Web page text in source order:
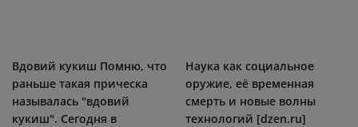
Вдовий кукиш Помню, что
раньше такая прическа
называлась "вдовий
кукиш". Сегодня в
Наука как социальное
оружие, её временная
смерть и новые волны
технологий [dzen.ru]